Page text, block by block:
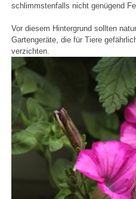
schlimmstenfalls nicht genügend
Vor diesem Hintergrund sollten
Gartengeräte, die für Tiere
verzichten.